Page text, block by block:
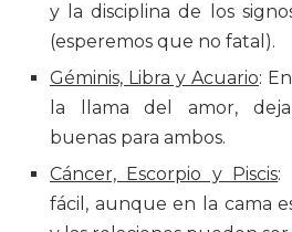
y la disciplina de los
(esperemos que no fatal).
Géminis, Libra y Acuario:
la llama del amor,
buenas para ambos.
Cáncer, Escorpio y Piscis:
fácil, aunque en la cama